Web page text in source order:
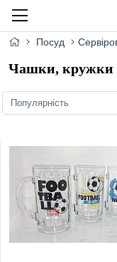
Посуд
Чашки, кружки